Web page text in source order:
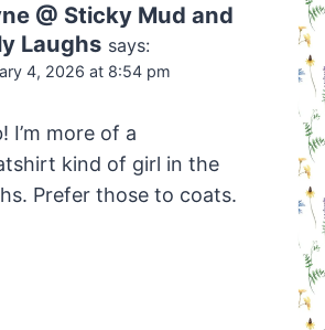
@ Sticky Mud and
Laughs says:
4, 2026 at 8:54 pm
I’m more of a
kind of girl in the
Prefer those to coats.